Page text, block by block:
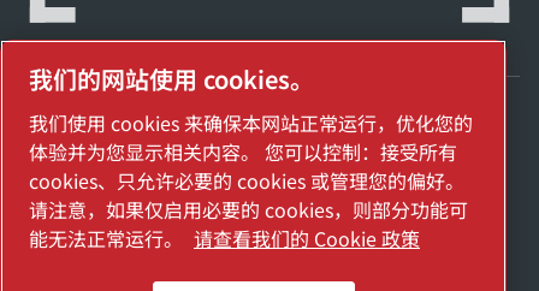
探索阿特拉斯·科普柯集团如何利用科技变革
未来。
访问Atlas Copco Group网站
Atlas Copco Group的一部分
我们的网站使用 cookies。
我们使用 cookies 来确保本网站正常运行，优化您的
体验并为您显示相关内容。 您可以控制：接受所有
cookies、只允许必要的 cookies 或管理您的偏好。
请注意，如果仅启用必要的 cookies，则部分功能可
能无法正常运行。
请查看我们的 Cookie 政策